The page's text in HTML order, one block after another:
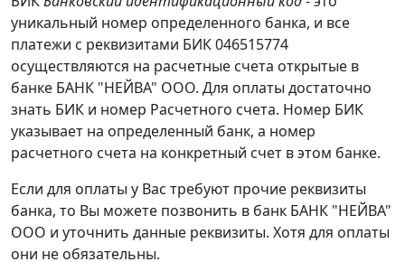
уникальный номер определенного банка, и все
платежи с реквизитами БИК 046515774
осуществляются на расчетные счета открытые в
банке БАНК "НЕЙВА" ООО. Для оплаты достаточно
знать БИК и номер Расчетного счета. Номер БИК
указывает на определенный банк, а номер
расчетного счета на конкретный счет в этом банке.
Если для оплаты у Вас требуют прочие реквизиты
банка, то Вы можете позвонить в банк БАНК "НЕЙВА"
ООО и уточнить данные реквизиты. Хотя для оплаты
они не обязательны.